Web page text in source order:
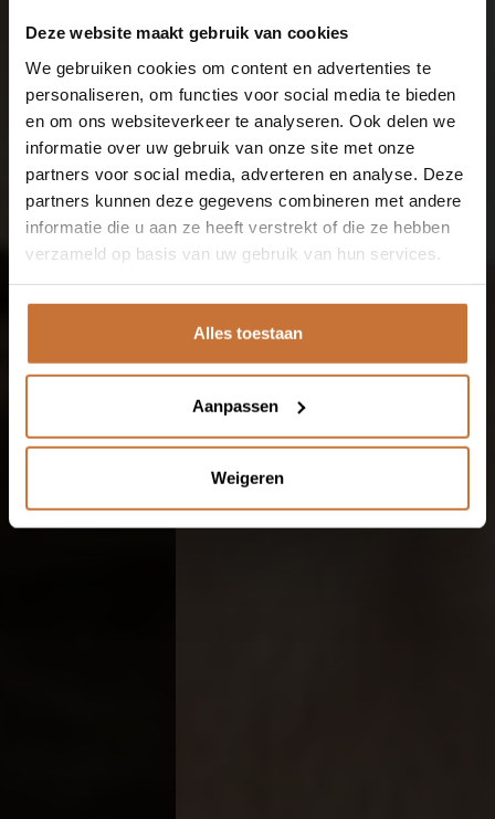
Deze website maakt gebruik van cookies
We gebruiken cookies om content en advertenties te
personaliseren, om functies voor social media te bieden
en om ons websiteverkeer te analyseren. Ook delen we
informatie over uw gebruik van onze site met onze
partners voor social media, adverteren en analyse. Deze
partners kunnen deze gegevens combineren met andere
informatie die u aan ze heeft verstrekt of die ze hebben
verzameld op basis van uw gebruik van hun services.
Alles toestaan
Aanpassen
Weigeren
CONTACT
SHOWROOM
EIGENMEIJS
ONZE MERKEN
SHOP
CONTACT
Ringbaan-Zuid 251